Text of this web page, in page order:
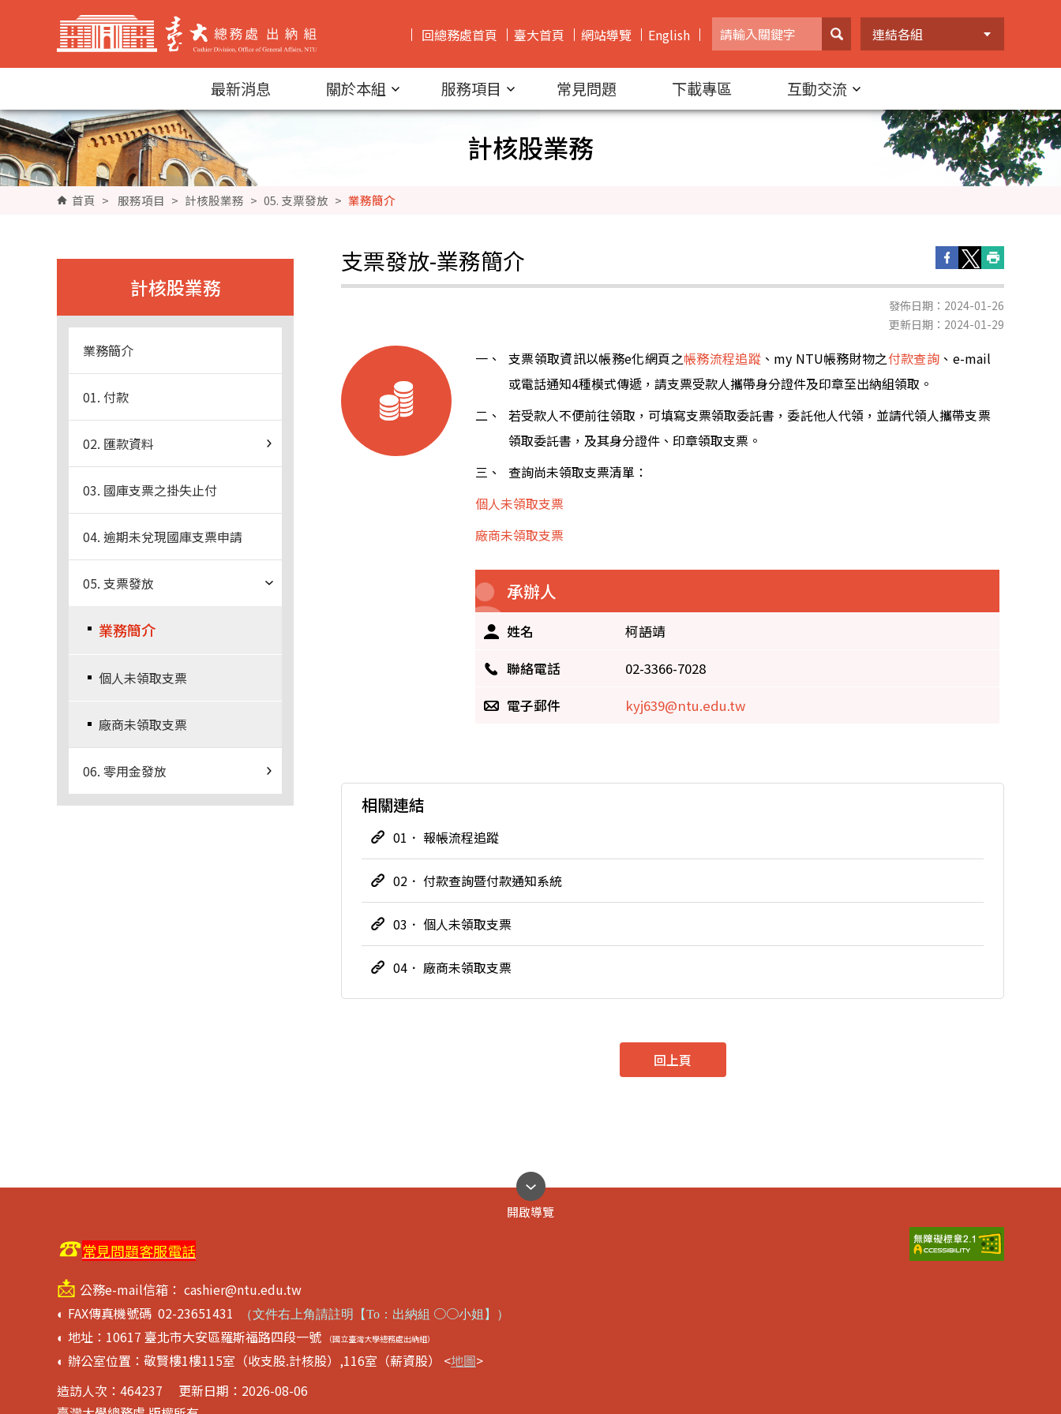
跳到主要內容區塊
回總務處首頁
臺大首頁 網站導覽 English 連結各組
最新消息 關於本組 服務項目 常見問題 下載專區 互動交流
計核股業務
首頁 > 服務項目 > 計核股業務 > 05. 支票發放 > 業務簡介
計核股業務
業務簡介
01. 付款
02. 匯款資料
03. 國庫支票之掛失止付
04. 逾期未兌現國庫支票申請
05. 支票發放
業務簡介
個人未領取支票
廠商未領取支票
06. 零用金發放
支票發放-業務簡介
發佈日期：2024-01-26
更新日期：2024-01-29
一、 支票領取資訊以帳務e化網頁之帳務流程追蹤、my NTU帳務財物之付款查詢 、e-mail
或電話通知4種模式傳遞，請支票受款人攜帶身分證件及印章至出納組領取。
二、
若受款人不便前往領取，可填寫支票領取委託書，委託他人代領，並請代領人攜帶支票
領取委託書，及其身分證件、印章領取支票。
三、
查詢尚未領取支票清單：
個人未領取支票
廠商未領取支票
承辦人
姓名
柯語靖
聯絡電話
02-3366-7028
電子郵件
kyj639@ntu.edu.tw
相關連結
01． 報帳流程追蹤
02． 付款查詢暨付款通知系統
03． 個人未領取支票
04． 廠商未領取支票
回上頁
開啟導覽
☎常見問題客服電話
📩 公務e-mail信箱： cashier@ntu.edu.tw
◐ FAX傳真機號碼 02-23651431 （文件右上角請註明【To ：出納組 ○○小姐】
）
◐ 地址：10617 臺北市大安區羅斯福路四段一號 （國立臺灣大學總務處出納組）
◐ 辦公室位置：敬賢樓1樓115室（收支股.計核股）,116室（薪資股） <地圖>
造訪人次： 464237
更新日期：2026-08-06